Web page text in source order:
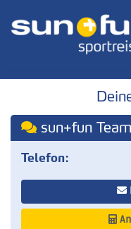
sun+fun
Telefon: